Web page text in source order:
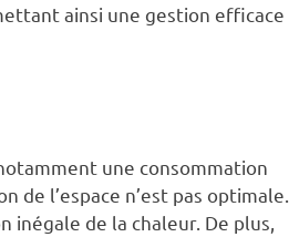
ainsi une gestion efficace
une consommation
l’espace n’est pas optimale.
inégale de la chaleur. De plus,